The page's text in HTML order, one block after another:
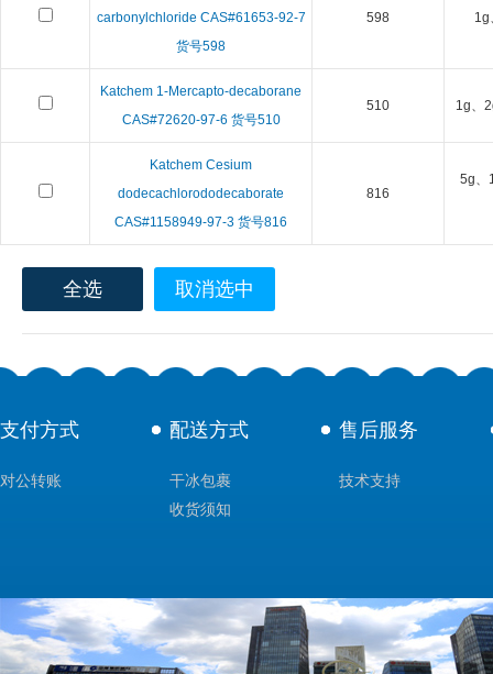
carbonylchloride CAS#61653-92-7
货号598
598 1g
Katchem 1-Mercapto-decaborane
CAS#72620-97-6 货号510
510 1g、
Katchem Cesium
dodecachlorododecaborate
CAS#1158949-97-3 货号816
816
5g、
全选 取消选中
支付方式
对公转账
配送方式
干冰包裹
收货须知
售后服务
技术支持